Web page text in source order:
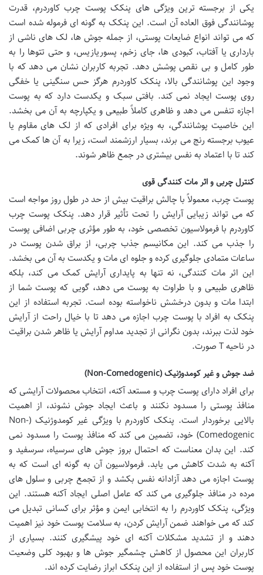
یکی از برجسته ترین ویژگی های پنکک پوست چرب کاوردرم، قدرت
پوشانندگی فوق العاده آن است. این پنکک به گونه ای فرموله شده است
که می تواند انواع ضایعات پوستی، از جمله جوش ها، لک های ناشی از
بارداری یا آفتاب، کبودی ها، جای زخم، پسوریازیس، و حتی تتوها را به
طور کامل و بی نقص پوشش دهد. تجربه کاربران نشان می دهد که با
وجود این پوشانندگی بالا، پنکک کاوردرم هرگز حس سنگینی یا خفگی
روی پوست ایجاد نمی کند. بافتی سبک و یکدست دارد که به پوست
اجازه تنفس می دهد و ظاهری کاملاً طبیعی و یکپارچه به آن می بخشد.
این خاصیت پوشانندگی، به ویژه برای افرادی که از لک های مقاوم یا
عیوب برجسته رنج می برند، بسیار ارزشمند است، زیرا به آن ها کمک می
کند تا با اعتماد به نفس بیشتری در جمع ظاهر شوند.
کنترل چربی و اثر مات کنندگی قوی
پوست چرب، معمولاً با چالش براقیت بیش از حد در طول روز مواجه است
که می تواند زیبایی آرایش را تحت تأثیر قرار دهد. پنکک پوست چرب
کاوردرم با فرمولاسیون تخصصی خود، به طور مؤثری چربی اضافی پوست
را جذب می کند. این مکانیسم جذب چربی، از براق شدن پوست در
ساعات متمادی جلوگیری کرده و جلوه ای مات و یکدست به آن می بخشد.
این اثر مات کنندگی، نه تنها به پایداری آرایش کمک می کند، بلکه
ظاهری طبیعی و با طراوت به پوست می دهد، گویی که پوست شما از
ابتدا مات و بدون درخشش ناخواسته بوده است. تجربه استفاده از این
پنکک به افراد با پوست چرب اجازه می دهد تا با خیال راحت از آرایش
خود لذت ببرند، بدون نگرانی از تجدید مداوم آرایش یا ظاهر شدن براقیت
در ناحیه T صورت.
ضد جوش و غیر کومدوژنیک (Non-Comedogenic)
برای افراد دارای پوست چرب و مستعد آکنه، انتخاب محصولات آرایشی که
منافذ پوستی را مسدود نکنند و باعث ایجاد جوش نشوند، از اهمیت
بالایی برخوردار است. پنکک کاوردرم با ویژگی غیر کومدوژنیک (Non-
Comedogenic) خود، تضمین می کند که منافذ پوست را مسدود نمی
کند. این بدان معناست که احتمال بروز جوش های سرسیاه، سرسفید و
آکنه به شدت کاهش می یابد. فرمولاسیون آن به گونه ای است که به
پوست اجازه می دهد آزادانه نفس بکشد و از تجمع چربی و سلول های
مرده در منافذ جلوگیری می کند که عامل اصلی ایجاد آکنه هستند. این
ویژگی، پنکک کاوردرم را به انتخابی ایمن و مؤثر برای کسانی تبدیل می
کند که می خواهند ضمن آرایش کردن، به سلامت پوست خود نیز اهمیت
دهند و از تشدید مشکلات آکنه ای خود پیشگیری کنند. بسیاری از
کاربران این محصول از کاهش چشمگیر جوش ها و بهبود کلی وضعیت
پوست خود پس از استفاده از این پنکک ابراز رضایت کرده اند.